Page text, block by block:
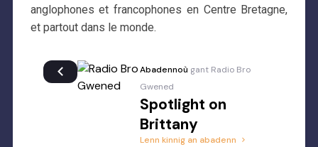
anglophones et francophones en Centre Bretagne,
et partout dans le monde.